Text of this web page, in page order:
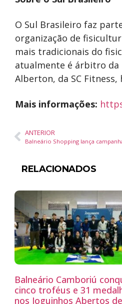
O Sul Brasileiro faz
organização de
mais tradicionais do
atualmente é árbitro da
Alberton, da SC
Mais informações:
ANTERIOR
RELACIONADOS
Balneário Camboriú
cinco troféus e 31
nos Joguinhos Abertos de